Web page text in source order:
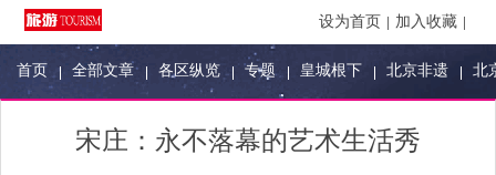
设为首页 加入收藏
首页 全部文章 各区纵览 专题 皇城根下 北京非遗 北
宋庄：永不落幕的艺术生活秀